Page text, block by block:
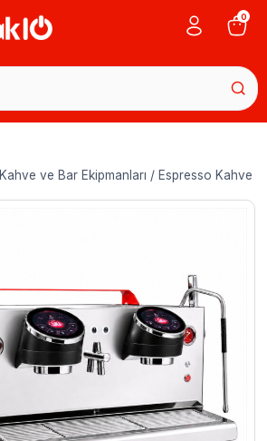
0
Kahve ve Bar Ekipmanları / Espresso Kahve